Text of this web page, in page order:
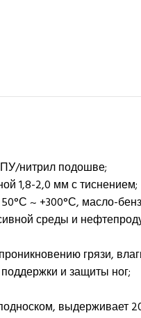
нитрил подошве;
1,8-2,0 мм с тиснением;
~ +300°С, масло-
среды и
грязи,
и защиты ног;
выдерживает